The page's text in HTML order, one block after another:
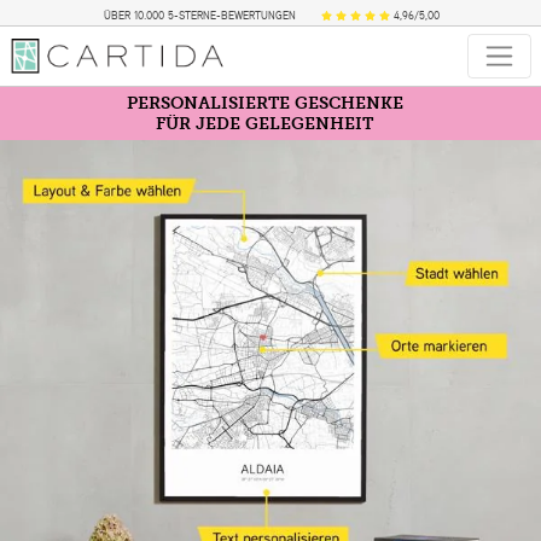
ÜBER 10.000 5-STERNE-BEWERTUNGEN 4,96/5,00
PERSONALISIERTE GESCHENKE
FÜR JEDE GELEGENHEIT